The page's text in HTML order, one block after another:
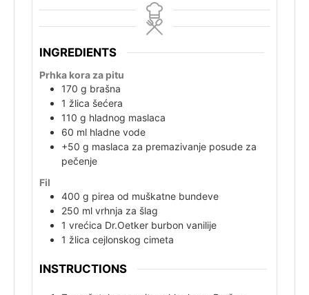
INGREDIENTS
Prhka kora za pitu
170 g brašna
1 žlica šećera
110 g hladnog maslaca
60 ml hladne vode
+50 g maslaca za premazivanje posude za
pečenje
Fil
400 g pirea od muškatne bundeve
250 ml vrhnja za šlag
1 vrećica Dr.Oetker burbon vanilije
1 žlica cejlonskog cimeta
INSTRUCTIONS